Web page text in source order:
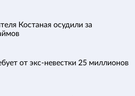
Костаная осудили за
от экс-невестки 25 миллионов